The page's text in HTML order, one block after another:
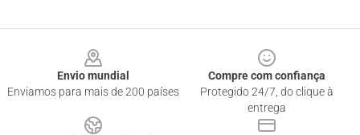
Envio mundial
Enviamos para mais de 200 países
Compre com confiança
Protegido 24/7, do clique à
entrega